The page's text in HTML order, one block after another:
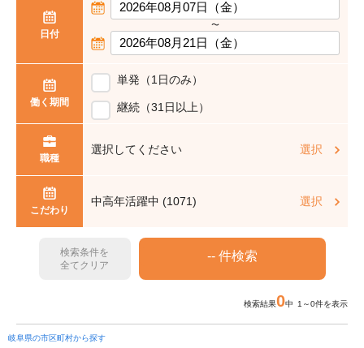
日付
〜
働く期間
単発（1日のみ）
継続（31日以上）
職種
選択してください 選択
こだわり
中高年活躍中 (1071) 選択
検索条件を
全てクリア
検索結果0中 1～0件を表示
岐阜県の市区町村から探す